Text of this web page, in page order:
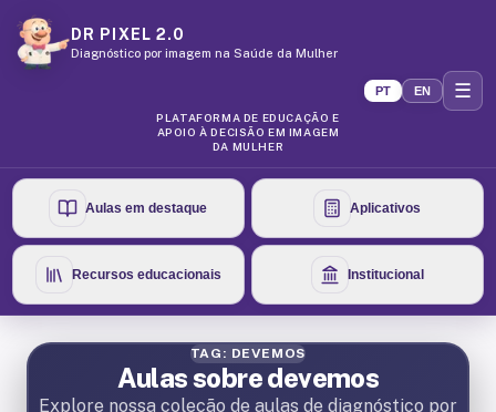
DR PIXEL 2.0
Diagnóstico por imagem na Saúde da Mulher
PLATAFORMA DE EDUCAÇÃO E
APOIO À DECISÃO EM IMAGEM
DA MULHER
PT EN ☰
Aulas em destaque Aplicativos
Recursos educacionais Institucional
TAG: DEVEMOS
Aulas sobre devemos
Explore nossa coleção de aulas de diagnóstico por